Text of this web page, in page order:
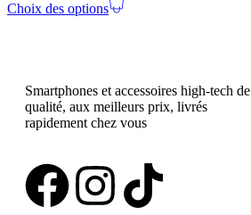
Choix des options
Smartphones et accessoires high-tech de
qualité, aux meilleurs prix, livrés
rapidement chez vous